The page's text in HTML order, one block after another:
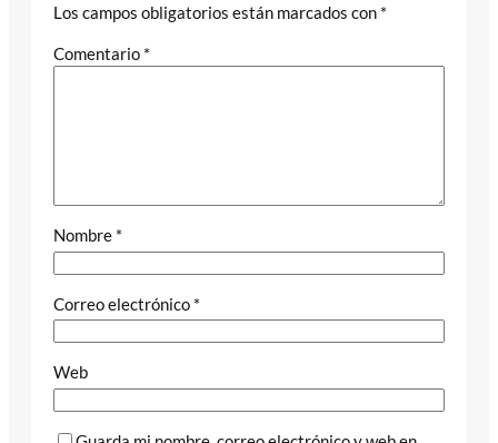
Los campos obligatorios están marcados con *
Comentario *
Nombre *
Correo electrónico *
Web